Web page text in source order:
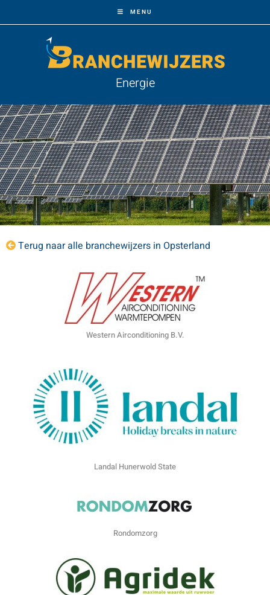
MENU
Energie
Terug naar alle branchewijzers in Opsterland
Western Airconditioning B.V.
Landal Hunerwold State
Rondomzorg